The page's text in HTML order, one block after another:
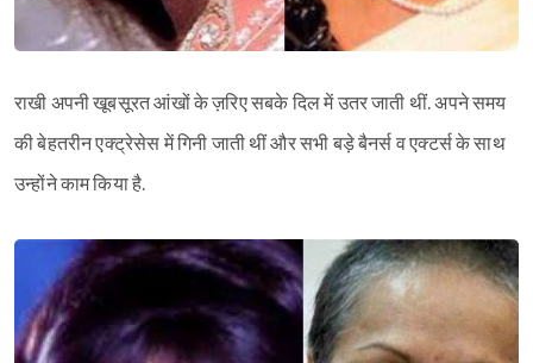
राखी अपनी खूबसूरत आंखों के ज़रिए सबके दिल में उतर जाती थीं. अपने समय
की बेहतरीन एक्ट्रेसेस में गिनी जाती थीं और सभी बड़े बैनर्स व एक्टर्स के साथ
उन्होंने काम किया है.